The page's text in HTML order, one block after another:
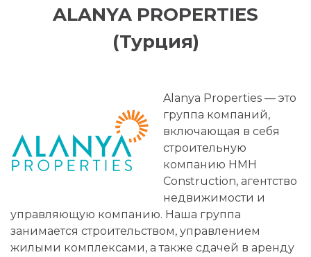
ALANYA PROPERTIES
(Турция)
Alanya Properties — это
группа компаний,
включающая в себя
строительную
компанию HMH
Construction, агентство
недвижимости и
управляющую компанию. Наша группа
занимается строительством, управлением
жилыми комплексами, а также сдачей в аренду